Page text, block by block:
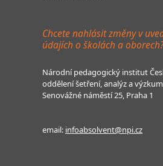
Chcete nahlásit změny v
údajích o školách a
Národní pedagogický institut
oddělení šetření, analýz a
Senovážné náměstí 25, Praha 1
email: infoabsolvent@npi.cz